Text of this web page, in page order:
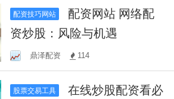
配资技巧网站
资炒股：风险与机遇
鼎泽配资 114
股票交易工具
在线炒股配资看必